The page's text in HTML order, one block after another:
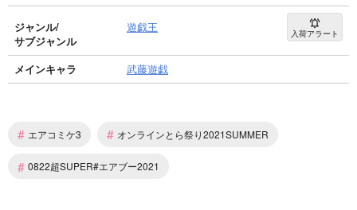
ジャンル/
サブジャンル
遊戯王 入荷アラート
メインキャラ 武藤遊戯
# エアコミケ3 # オンラインとら祭り2021SUMMER
# 0822超SUPER#エアブー2021